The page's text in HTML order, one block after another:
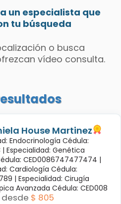
un especialista que
tu búsqueda
o busca
vídeo consulta.
House Martinez
Endocrinología Cédula:
| Especialidad: Genética
CED0086747477474 |
Cardiología Cédula:
| Especialidad: Cirugía
Avanzada Cédula: CED008
desde $ 805